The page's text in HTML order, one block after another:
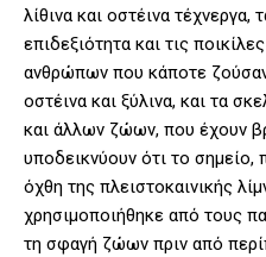
λίθινα και οστέινα
επιδεξιότητα και τις
ανθρώπων που κάποτε ζούσαν
οστέινα και ξύλινα, και τα
και άλλων ζώων, που έχουν
υποδεικνύουν ότι το
όχθη της πλειστοκαινικής
χρησιμοποιήθηκε από τους
τη σφαγή ζώων πριν από